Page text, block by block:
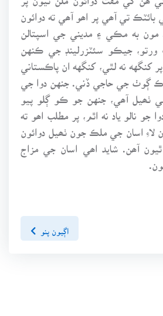
بائٽڪ تي آھي پر اھو آھي ته دوائون
مون به مڪي ۽ مديني جي اسپتالن
ورتو، جيڪو سئٽزرلينڊ جي ڪنهن
کنگهه نه لٿي، کنگهه ان پاڪستاني
ھڪ ڳوٺ جي حاجي ڏني. جنهن دوا جي
ٺھيل آھي، جنهن جو ڪو ڳلو پيو
جو نالو ياد نه اٿم، پر مطلب اھو ته
لاءِ اسان جي ملڪ جون ٺھيل دوائون
آھن. شايد اھي اسان جي مزاج
اڳيون پنو